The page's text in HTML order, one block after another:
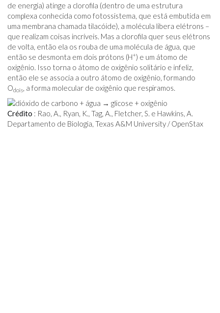
de energia) atinge a clorofila (dentro de uma estrutura
complexa conhecida como fotossistema, que está embutida em
uma membrana chamada tilacóide), a molécula libera elétrons –
que realizam coisas incríveis. Mas a clorofila quer seus elétrons
de volta, então ela os rouba de uma molécula de água, que
então se desmonta em dois prótons (H+) e um átomo de
oxigênio. Isso torna o átomo de oxigênio solitário e infeliz,
então ele se associa a outro átomo de oxigênio, formando
Odois, a forma molecular de oxigênio que respiramos.
Crédito : Rao, A., Ryan, K., Tag, A., Fletcher, S. e Hawkins, A.
Departamento de Biologia, Texas A&M University / OpenStax